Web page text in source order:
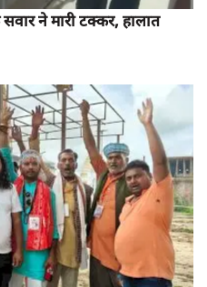
ने मारी टक्कर, हालात